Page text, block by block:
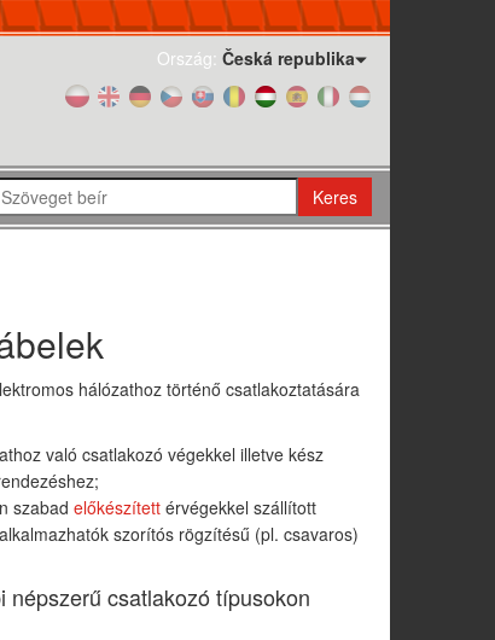
Ország: Česká republika
Keres
hálózathoz történő csatlakoztatására
való csatlakozó végekkel illetve kész
szabad előkészítettérvégekkel szállított
szorítós rögzítésű (pl. csavaros)
csatlakozó típusokon